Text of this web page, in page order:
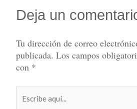
Deja un
Tu dirección de correo
publicada. Los campos
con *
aquí...